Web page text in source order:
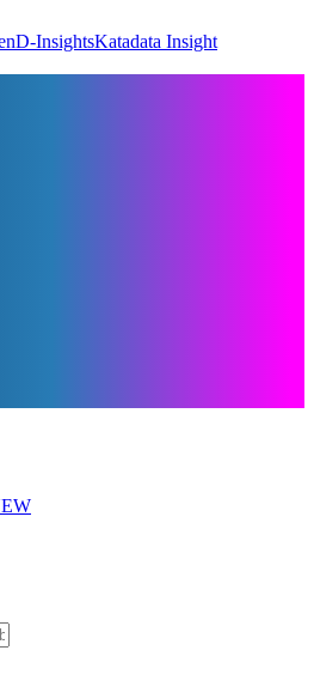
D-InsightsKatadata Insight